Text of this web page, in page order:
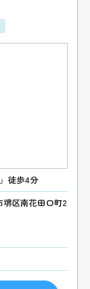
徒歩4分
堺区南花田口町2